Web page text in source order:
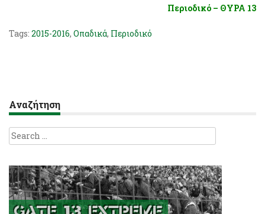
Περιοδικό – ΘΥΡΑ 13
Tags: 2015-2016, Οπαδικά, Περιοδικό
Αναζήτηση
Search
for: